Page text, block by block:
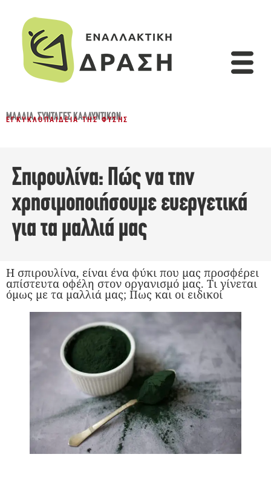
ΜΑΛΛΙΆ,ΣΥΝΤΑΓΈΣ ΚΑΛΛΥΝΤΙΚΏΝ
ΕΓΚΥΚΛΟΠΑΊΔΕΙΑ ΤΗΣ ΦΎΣΗΣ
Σπιρουλίνα: Πώς να την
χρησιμοποιήσουμε ευεργετικά
για τα μαλλιά μας
Η σπιρουλίνα, είναι ένα φύκι που μας προσφέρει
απίστευτα οφέλη στον οργανισμό μας. Τι γίνεται
όμως με τα μαλλιά μας; Πως και οι ειδικοί